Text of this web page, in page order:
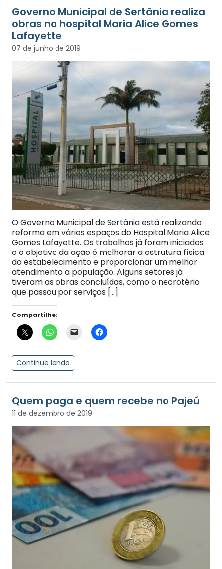
Governo Municipal de Sertânia realiza
obras no hospital Maria Alice Gomes
Lafayette
07 de junho de 2019
O Governo Municipal de Sertânia está realizando
reforma em vários espaços do Hospital Maria Alice
Gomes Lafayette. Os trabalhos já foram iniciados
e o objetivo da ação é melhorar a estrutura física
do estabelecimento e proporcionar um melhor
atendimento a população. Alguns setores já
tiveram as obras concluídas, como o necrotério
que passou por serviços […]
Compartilhe:
Continue lendo
Quem paga e quem recebe no Pajeú
11 de dezembro de 2019